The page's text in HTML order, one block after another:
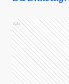
Ads